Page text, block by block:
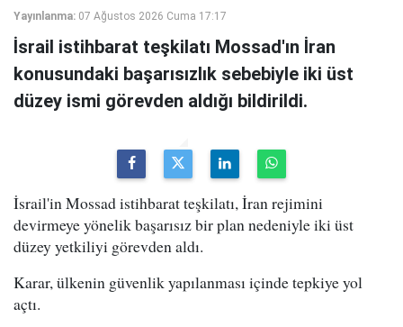
Yayınlanma: 07 Ağustos 2026 Cuma 17:17
İsrail istihbarat teşkilatı Mossad'ın İran
konusundaki başarısızlık sebebiyle iki üst
düzey ismi görevden aldığı bildirildi.
İsrail'in Mossad istihbarat teşkilatı, İran rejimini
devirmeye yönelik başarısız bir plan nedeniyle iki üst
düzey yetkiliyi görevden aldı.
Karar, ülkenin güvenlik yapılanması içinde tepkiye yol
açtı.